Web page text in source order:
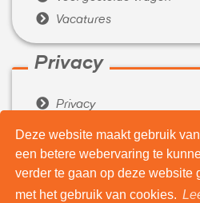
Deze website maakt gebruik
een betere webervaring te
verder te gaan op deze website
met het gebruik van cookies.
 Vacatures
Privacy
 Privacy
Algemene voorwaarden
Over ons
 Wie zijn wij